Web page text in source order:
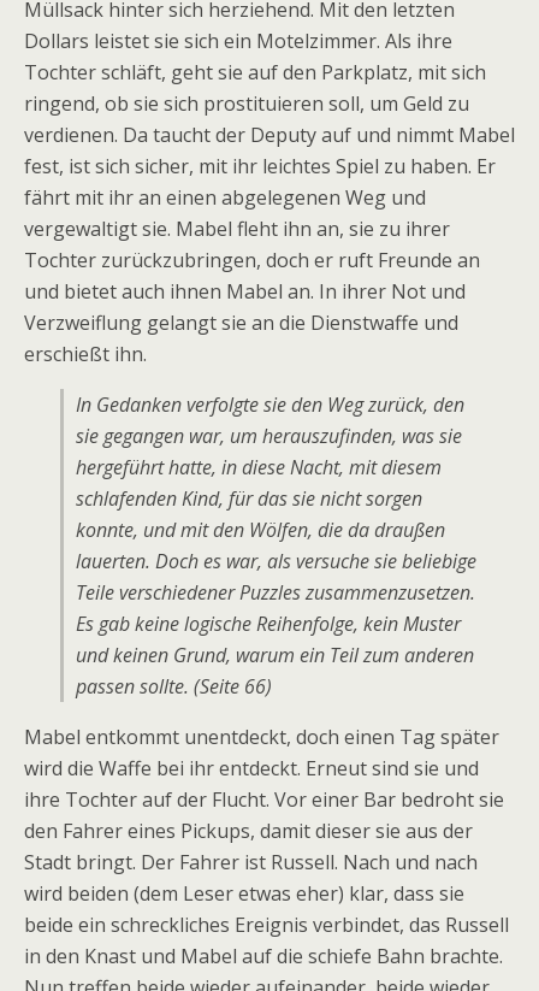
Müllsack hinter sich herziehend. Mit den letzten
Dollars leistet sie sich ein Motelzimmer. Als ihre
Tochter schläft, geht sie auf den Parkplatz, mit sich
ringend, ob sie sich prostituieren soll, um Geld zu
verdienen. Da taucht der Deputy auf und nimmt Mabel
fest, ist sich sicher, mit ihr leichtes Spiel zu haben. Er
fährt mit ihr an einen abgelegenen Weg und
vergewaltigt sie. Mabel fleht ihn an, sie zu ihrer
Tochter zurückzubringen, doch er ruft Freunde an
und bietet auch ihnen Mabel an. In ihrer Not und
Verzweiflung gelangt sie an die Dienstwaffe und
erschießt ihn.
In Gedanken verfolgte sie den Weg zurück, den
sie gegangen war, um herauszufinden, was sie
hergeführt hatte, in diese Nacht, mit diesem
schlafenden Kind, für das sie nicht sorgen
konnte, und mit den Wölfen, die da draußen
lauerten. Doch es war, als versuche sie beliebige
Teile verschiedener Puzzles zusammenzusetzen.
Es gab keine logische Reihenfolge, kein Muster
und keinen Grund, warum ein Teil zum anderen
passen sollte. (Seite 66)
Mabel entkommt unentdeckt, doch einen Tag später
wird die Waffe bei ihr entdeckt. Erneut sind sie und
ihre Tochter auf der Flucht. Vor einer Bar bedroht sie
den Fahrer eines Pickups, damit dieser sie aus der
Stadt bringt. Der Fahrer ist Russell. Nach und nach
wird beiden (dem Leser etwas eher) klar, dass sie
beide ein schreckliches Ereignis verbindet, das Russell
in den Knast und Mabel auf die schiefe Bahn brachte.